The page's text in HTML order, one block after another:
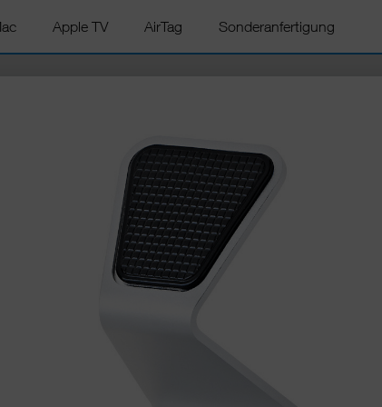
Apple TV AirTag Sonderanfertigung